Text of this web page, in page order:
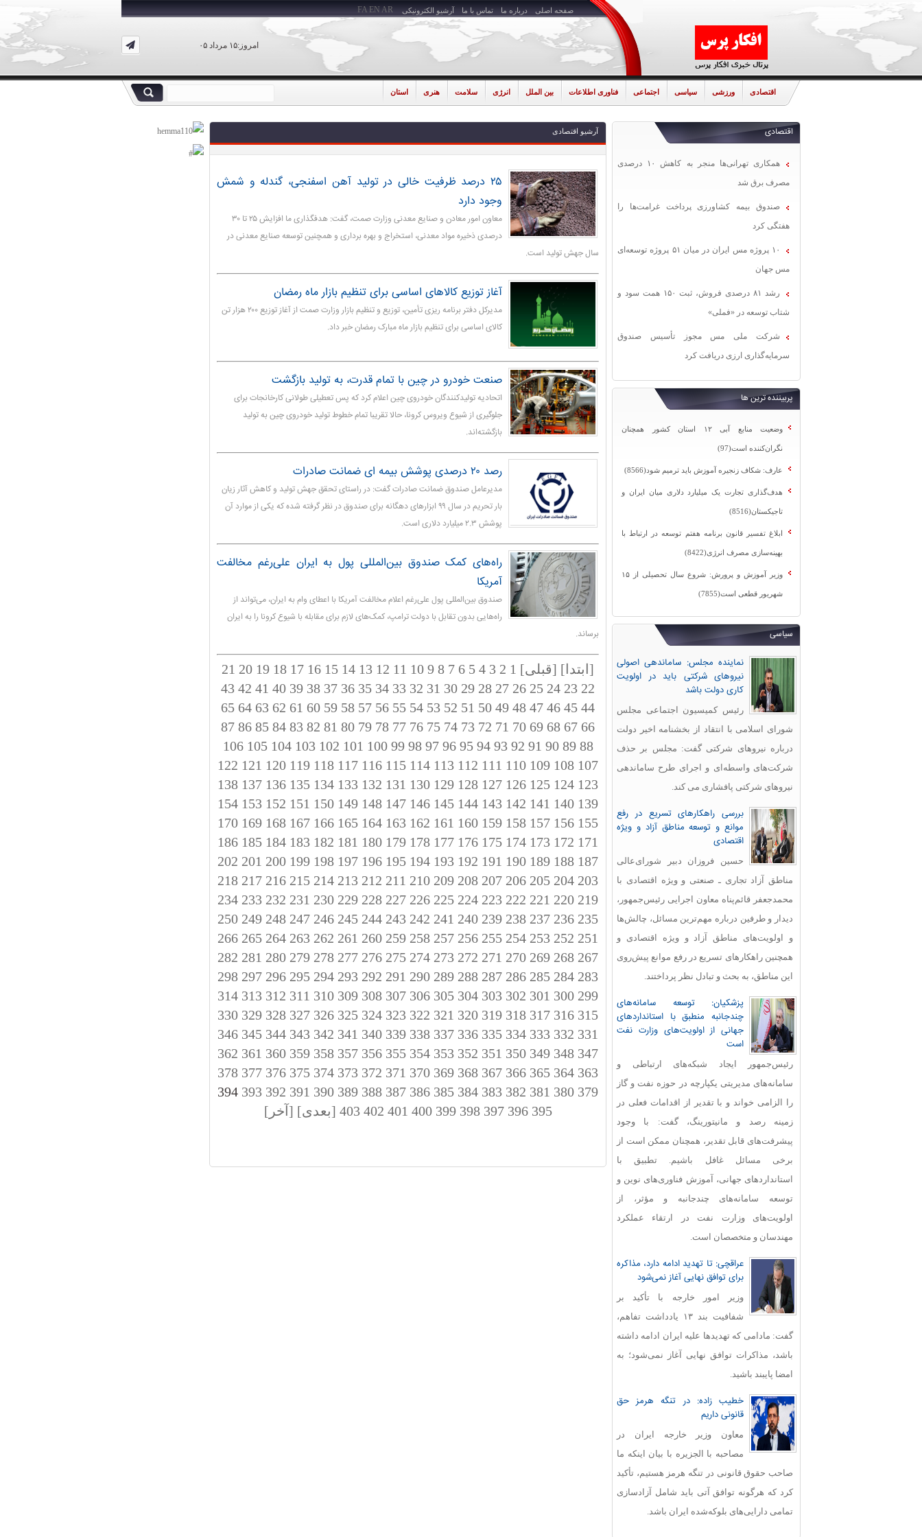
صفحه اصلی درباره ما تماس با ما آرشیو الکترونیکی
امروز:۱۵ مرداد ۰۵
FA EN AR
اقتصادی ورزشی سیاسی اجتماعی فناوری اطلاعات بین الملل انرژی سلامت هنری استان
اقتصادی
همکاری تهرانی‌ها منجر به کاهش ۱۰ درصدی
مصرف برق شد
صندوق بیمه کشاورزی پرداخت غرامت‌ها را
هفتگی کرد
۱۰ پروژه مس ایران در میان ۵۱ پروژه توسعه‌ای
مس جهان
رشد ۸۱ درصدی فروش، ثبت ۱۵۰ همت سود و
شتاب توسعه در «فملی»
شرکت ملی مس مجوز تأسیس صندوق
سرمایه‌گذاری ارزی دریافت کرد
پربیننده ترین ها
وضعیت منابع آبی ۱۲ استان کشور همچنان
نگران‌کننده است(97)
عارف: شکاف زنجیره آموزش باید ترمیم شود(8566)
هدف‌گذاری تجارت یک میلیارد دلاری میان ایران و
تاجیکستان(8516)
ابلاغ تفسیر قانون برنامه هفتم توسعه در ارتباط با
بهینه‌سازی مصرف انرژی(8422)
وزیر آموزش و پرورش: شروع سال تحصیلی از ۱۵
شهریور قطعی است(7855)
سیاسی
نماینده مجلس: ساماندهی اصولی
نیروهای شرکتی باید در اولویت
کاری دولت باشد
رئیس کمیسیون اجتماعی مجلس
شورای اسلامی با انتقاد از بخشنامه اخیر دولت
درباره نیروهای شرکتی گفت: مجلس بر حذف
شرکت‌های واسطه‌ای و اجرای طرح ساماندهی
نیروهای شرکتی پافشاری می کند.
بررسی راهکارهای تسریع در رفع
موانع و توسعه مناطق آزاد و ویژه
اقتصادی
حسین فروزان دبیر شورای‌عالی
مناطق آزاد تجاری ـ صنعتی و ویژه اقتصادی با
محمدجعفر قائم‌پناه معاون اجرایی رئیس‌جمهور،
دیدار و طرفین درباره مهم‌ترین مسائل، چالش‌ها
و اولویت‌های مناطق آزاد و ویژه اقتصادی و
همچنین راهکارهای تسریع در رفع موانع پیش‌روی
این مناطق، به بحث و تبادل نظر پرداختند.
پزشکیان: توسعه سامانه‌های
چندجانبه منطبق با استانداردهای
جهانی از اولویت‌های وزارت نفت
است
رئیس‌جمهور ایجاد شبکه‌های ارتباطی و
سامانه‌های مدیریتی یکپارچه در حوزه نفت و گاز
را الزامی خواند و با تقدیر از اقدامات فعلی در
زمینه رصد و مانیتورینگ، گفت: با وجود
پیشرفت‌های قابل‌ تقدیر، همچنان ممکن است از
برخی مسائل غافل باشیم. تطبیق با
استانداردهای جهانی، آموزش فناوری‌های نوین و
توسعه سامانه‌های چندجانبه و مؤثر، از
اولویت‌های وزارت نفت در ارتقاء عملکرد
مهندسان و متخصصان است.
عراقچی: تا تهدید ادامه دارد، مذاکره
برای توافق نهایی آغاز نمی‌شود
وزیر امور خارجه با تأکید بر
شفافیت بند ۱۳ یادداشت تفاهم،
گفت: مادامی که تهدیدها علیه ایران ادامه داشته
باشد، مذاکرات توافق نهایی آغاز نمی‌شود؛ به
امضا پایبند باشید.
خطیب زاده: در تنگه هرمز حق
قانونی داریم
معاون وزیر خارجه ایران در
مصاحبه با الجزیره با بیان اینکه ما
صاحب حقوق قانونی در تنگه هرمز هستیم، تأکید
کرد که هرگونه توافق آتی باید شامل آزادسازی
تمامی دارایی‌های بلوکه‌شده ایران باشد.
آرشیو اقتصادی
۲۵ درصد ظرفیت خالی در تولید آهن اسفنجی، گندله و شمش
وجود دارد
معاون امور معادن و صنایع معدنی وزارت صمت، گفت: هدفگذاری ما افزایش ۲۵ تا ۳۰
درصدی ذخیره مواد معدنی، استخراج و بهره برداری و همچنین توسعه صنایع معدنی در
سال جهش تولید است.
آغاز توزیع کالاهای اساسی برای تنظیم بازار ماه رمضان
مدیرکل دفتر برنامه ریزی تأمین، توزیع و تنظیم بازار وزارت صمت از آغاز توزیع ۲۰۰ هزار تن
کالای اساسی برای تنظیم بازار ماه مبارک رمضان خبر داد.
صنعت خودرو در چین با تمام قدرت، به تولید بازگشت
اتحادیه تولیدکنندگان خودروی چین اعلام کرد که پس تعطیلی طولانی کارخانجات برای
جلوگیری از شیوع ویروس کرونا، حالا تقریبا تمام خطوط تولید خودروی چین به تولید
بازگشته‌اند.
رصد ۲۰ درصدی پوشش بیمه ای ضمانت صادرات
مدیرعامل صندوق ضمانت صادرات گفت: در راستای تحقق جهش تولید و کاهش آثار زیان
بار تحریم در سال ۹۹ ابزارهای دهگانه برای صندوق در نظر گرفته شده که یکی از موارد آن
پوشش ۲.۳ میلیارد دلاری است.
راه‌های کمک صندوق بین‌المللی پول به ایران علی‌رغم مخالفت
آمریکا
صندوق بین‌المللی پول علی‌رغم اعلام مخالفت آمریکا با اعطای وام به ایران، می‌تواند از
راه‌هایی بدون تقابل با دولت ترامپ، کمک‌های لازم برای مقابله با شیوع کرونا را به ایران
برساند.
[ابتدا] [قبلی] 1
2
3
4
5
6
7
8
9
10
11
12
13
14
15
16
17
18
19
20
21
22
23
24
25
26
27
28
29
30
31
32
33
34
35
36
37
38
39
40
41
42
43
44
45
46
47
48
49
50
51
52
53
54
55
56
57
58
59
60
61
62
63
64
65
66
67
68
69
70
71
72
73
74
75
76
77
78
79
80
81
82
83
84
85
86
87
88
89
90
91
92
93
94
95
96
97
98
99
100
101
102
103
104
105
106
107
108
109
110
111
112
113
114
115
116
117
118
119
120
121
122
123
124
125
126
127
128
129
130
131
132
133
134
135
136
137
138
139
140
141
142
143
144
145
146
147
148
149
150
151
152
153
154
155
156
157
158
159
160
161
162
163
164
165
166
167
168
169
170
171
172
173
174
175
176
177
178
179
180
181
182
183
184
185
186
187
188
189
190
191
192
193
194
195
196
197
198
199
200
201
202
203
204
205
206
207
208
209
210
211
212
213
214
215
216
217
218
219
220
221
222
223
224
225
226
227
228
229
230
231
232
233
234
235
236
237
238
239
240
241
242
243
244
245
246
247
248
249
250
251
252
253
254
255
256
257
258
259
260
261
262
263
264
265
266
267
268
269
270
271
272
273
274
275
276
277
278
279
280
281
282
283
284
285
286
287
288
289
290
291
292
293
294
295
296
297
298
299
300
301
302
303
304
305
306
307
308
309
310
311
312
313
314
315
316
317
318
319
320
321
322
323
324
325
326
327
328
329
330
331
332
333
334
335
336
337
338
339
340
341
342
343
344
345
346
347
348
349
350
351
352
353
354
355
356
357
358
359
360
361
362
363
364
365
366
367
368
369
370
371
372
373
374
375
376
377
378
379
380
381
382
383
384
385
386
387
388
389
390
391
392
393
395
396
397
398
399
400
401
402
403 [بعدی] [آخر]